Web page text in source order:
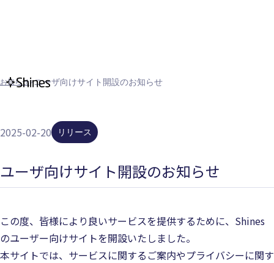
お知らせ>ユーザ向けサイト開設のお知らせ
2025-02-20 リリース
ユーザ向けサイト開設のお知らせ
この度、皆様により良いサービスを提供するために、Shines
のユーザー向けサイトを開設いたしました。
本サイトでは、サービスに関するご案内やプライバシーに関す